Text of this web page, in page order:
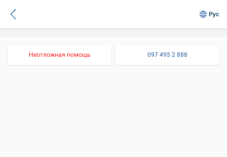
Рус
Неотложная помощь 097 495 2 888